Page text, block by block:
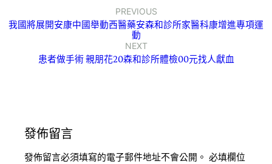
PREVIOUS
我國將展開安康中國舉動西醫藥安森和診所家醫科康增進專項運
動
NEXT
患者做手術 親朋花20森和診所體檢00元找人獻血
發佈留言
發佈留言必須填寫的電子郵件地址不會公開。 必填欄位